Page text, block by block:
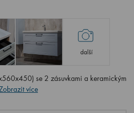
další
se 2 zásuvkami a keramickým
více